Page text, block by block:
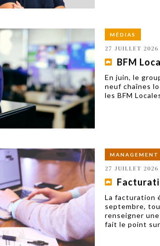
MÉDIAS
27 JUILLET 2026
BFM
En juin, le
neuf chaînes
les BFM
MANAGEMENT
27 JUILLET 2026
La facturation
septembre,
renseigner
fait le point